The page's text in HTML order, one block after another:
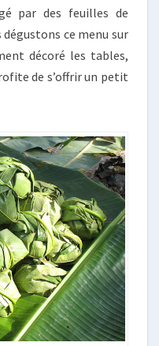
par des feuilles de
ce menu sur
décoré les tables,
de s’offrir un petit